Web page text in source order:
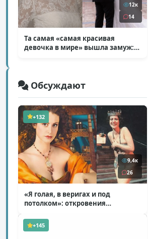
12к
14
Та самая «самая красивая
девочка в мире» вышла замуж:
Обсуждают
+132
9,4к
26
«Я голая, в веригах и под
потолком»: откровения
( 11 фото )
+145